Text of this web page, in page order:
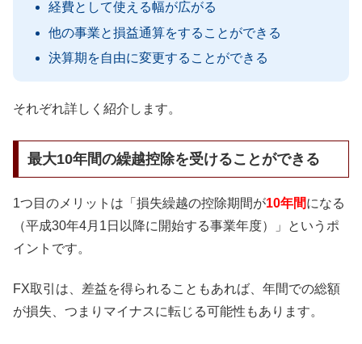
経費として使える幅が広がる
他の事業と損益通算をすることができる
決算期を自由に変更することができる
それぞれ詳しく紹介します。
最大10年間の繰越控除を受けることができる
1つ目のメリットは「損失繰越の控除期間が10年間になる
（平成30年4月1日以降に開始する事業年度）」というポ
イントです。
FX取引は、差益を得られることもあれば、年間での総額
が損失、つまりマイナスに転じる可能性もあります。